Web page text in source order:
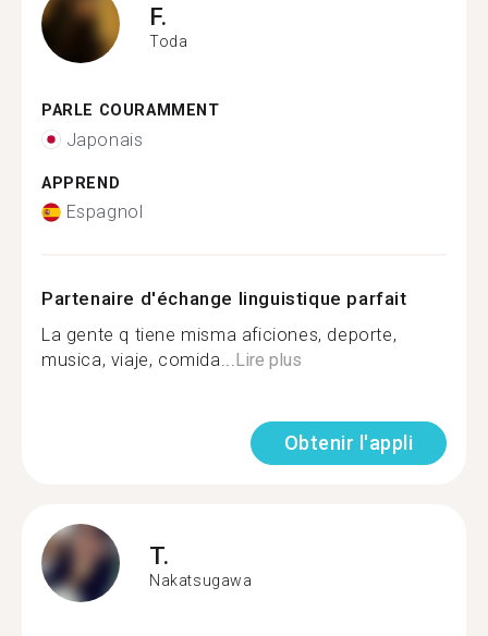
F.
Toda
PARLE COURAMMENT
Japonais
APPREND
Espagnol
Partenaire d'échange linguistique parfait
La gente q tiene misma aficiones, deporte,
musica, viaje, comida...Lire plus
Obtenir l'appli
T.
Nakatsugawa